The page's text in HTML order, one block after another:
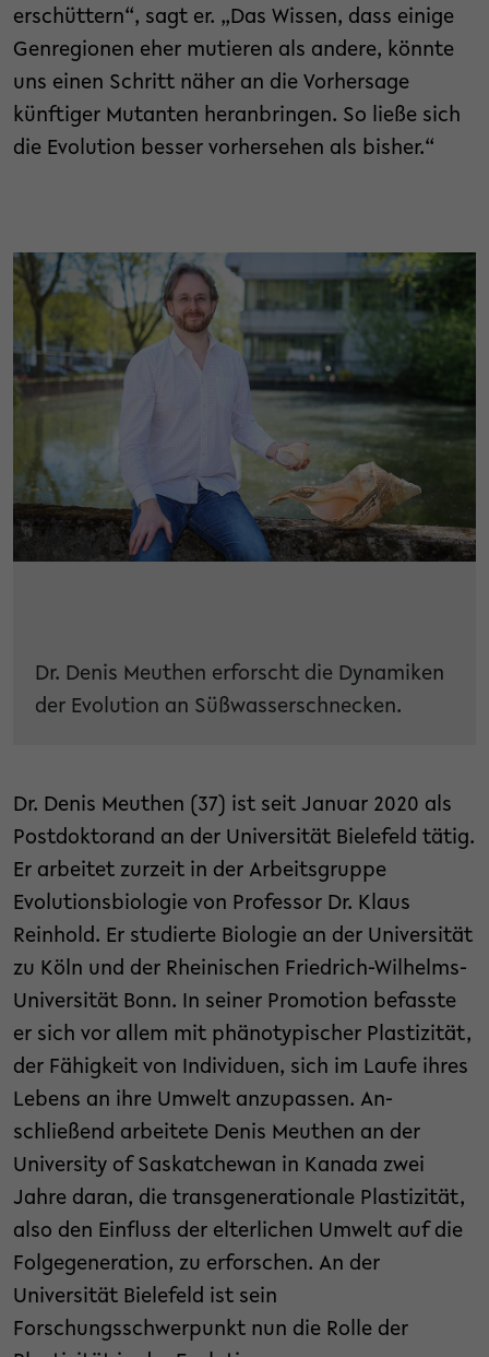
erschüttern“, sagt er. „Das Wissen, dass einige
Genregionen eher mutieren als andere, könnte
uns einen Schritt näher an die Vorhersage
künftiger Mutanten heranbringen. So ließe sich
die Evolution besser vorhersehen als bisher.“
Dr. Denis Meuthen erforscht die Dynamiken
der Evolution an Süßwasserschnecken.
Dr. Denis Meuthen (37) ist seit Januar 2020 als
Postdoktorand an der Universität Bielefeld tätig.
Er arbeitet zurzeit in der Arbeitsgruppe
Evolutionsbiologie von Professor Dr. Klaus
Reinhold. Er studierte Biologie an der Universität
zu Köln und der Rheinischen Friedrich-Wilhelms-
Universität Bonn. In seiner Promotion befasste
er sich vor allem mit phänotypischer Plastizität,
der Fähigkeit von Individuen, sich im Laufe ihres
Lebens an ihre Umwelt anzupassen. An-
schließend arbeitete Denis Meuthen an der
University of Saskatchewan in Kanada zwei
Jahre daran, die transgenerationale Plastizität,
also den Einfluss der elterlichen Umwelt auf die
Folgegeneration, zu erforschen. An der
Universität Bielefeld ist sein
Forschungsschwerpunkt nun die Rolle der